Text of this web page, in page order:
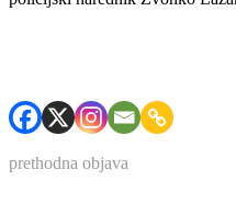
prethodna objava